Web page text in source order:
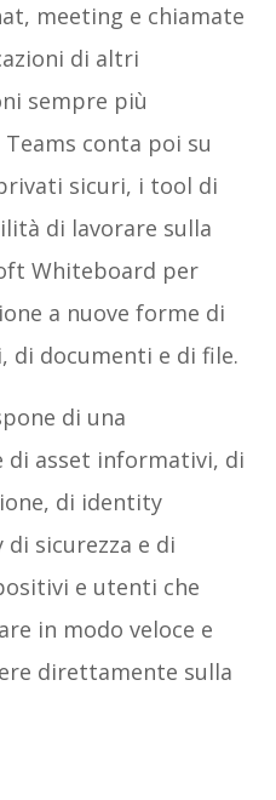
meeting e chiamate
di altri
sempre più
conta poi su
sicuri, i tool di
di lavorare sulla
Whiteboard per
a nuove forme di
di documenti e di file.
di una
asset informativi, di
di identity
sicurezza e di
e utenti che
in modo veloce e
direttamente sulla